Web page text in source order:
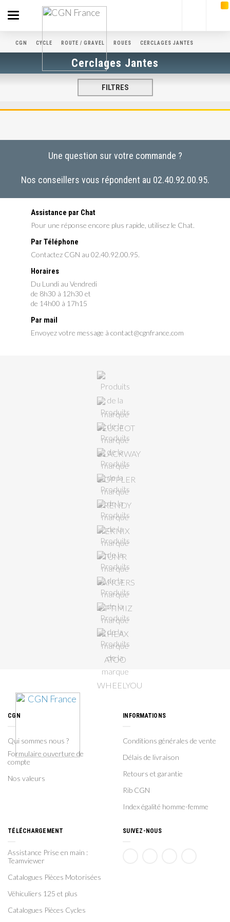
Toggle
navigation
CGN CYCLE ROUTE / GRAVEL ROUES CERCLAGES JANTES
Cerclages Jantes
FILTRES
Une question sur votre commande ?
Nos conseillers vous répondent au 02.40.92.00.95.
Assistance par Chat
Pour une réponse encore plus rapide, utilisez le Chat.
Par Téléphone
Contactez CGN au 02.40.92.00.95.
Horaires
Du Lundi au Vendredi
de 8h30 à 12h30 et
de 14h00 à 17h15
Par mail
Envoyez votre message à contact@cgnfrance.com
CGN
Qui sommes nous ?
Formulaire ouverture de
compte
Nos valeurs
INFORMATIONS
Conditions générales de vente
Délais de livraison
Retours et garantie
Rib CGN
Index égalité homme-femme
TÉLÉCHARGEMENT
Assistance Prise en main :
Teamviewer
Catalogues Pièces Motorisées
Véhiculiers 125 et plus
Catalogues Pièces Cycles
SUIVEZ-NOUS